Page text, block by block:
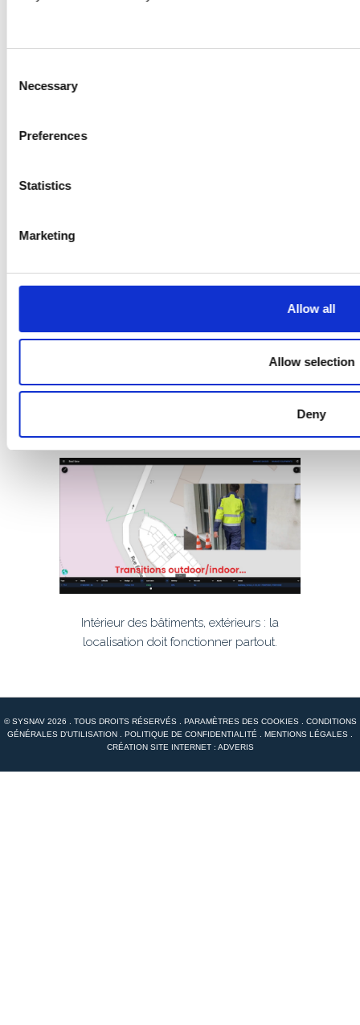
Necessary
Preferences
Statistics
Marketing
Allow all
Allow selection
Deny
L’information de localisation permet de
Intérieur des bâtiments, extérieurs : la
localisation doit fonctionner partout.
© SYSNAV 2026 . TOUS DROITS RÉSERVÉS . PARAMÈTRES DES COOKIES. CONDITIONS
GÉNÉRALES D'UTILISATION
POLITIQUE DE CONFIDENTIALITÉ MENTIONS LÉGALES
CRÉATION SITE INTERNET : ADVERIS